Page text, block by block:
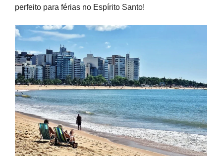
perfeito para férias no Espírito Santo!